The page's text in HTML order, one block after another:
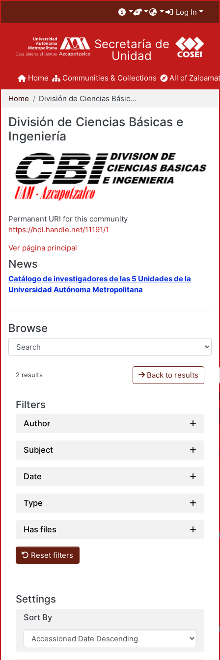
Log In
Secretaría de
Unidad
Home Communities & Collections All of
Home División de Ciencias Básicas e Ingeniería
División de Ciencias Básicas e
Ingeniería
Permanent URI for this community
https://hdl.handle.net/11191/1
Ver página principal
News
Catálogo de investigadores de las 5 Unidades de la
Universidad Autónoma Metropolitana
Browse
2 results Back to results
Filters
Author
Subject
Date
Type
Has files
Reset filters
Settings
Sort By